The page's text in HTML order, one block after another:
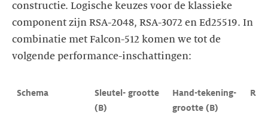
constructie. Logische keuzes voor de klassieke
component zijn RSA-2048, RSA-3072 en Ed25519. In
combinatie met Falcon-512 komen we tot de
volgende performance-inschattingen:
Schema
Sleutel- grootte
(B)
Hand-tekening-
grootte (B)